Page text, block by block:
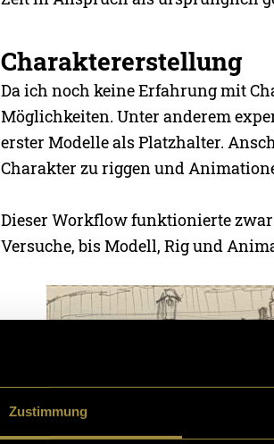
Zustimmung
Charaktererstellung
Da ich noch keine Erfahrung mit
Möglichkeiten. Unter anderem
erster Modelle als Platzhalter.
Charakter zu riggen und
Dieser Workflow funktionierte
Versuche, bis Modell, Rig und